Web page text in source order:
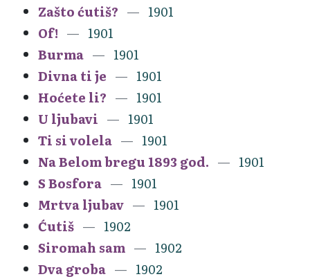
Zašto ćutiš?
1901
Of!
1901
Burma
1901
Divna ti je
1901
Hoćete li?
1901
U ljubavi
1901
Ti si volela
1901
Na Belom bregu 1893 god.
1901
S Bosfora
1901
Mrtva ljubav
1901
Ćutiš
1902
Siromah sam
1902
Dva groba
1902